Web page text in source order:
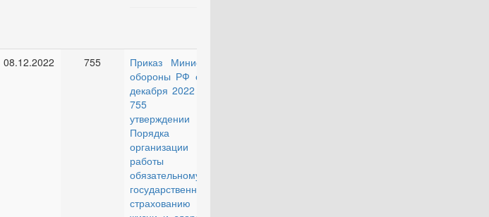
08.12.2022 755
Приказ Министра
обороны РФ от 8
декабря 2022 г. N
755 "Об
утверждении
Порядка
организации
работы по
обязательному
государственному
страхованию